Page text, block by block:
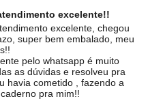
excelente!!
excelente, chegou
super bem embalado, meu
pelo whatsapp é muito
as dúvidas e resolveu pra
havia cometido , fazendo a
pra mim!!